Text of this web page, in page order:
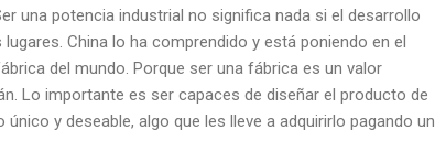
una potencia industrial no significa nada si el desarrollo
China lo ha comprendido y está poniendo en el
del mundo. Porque ser una fábrica es un valor
Lo importante es ser capaces de diseñar el producto de
y deseable, algo que les lleve a adquirirlo pagando un